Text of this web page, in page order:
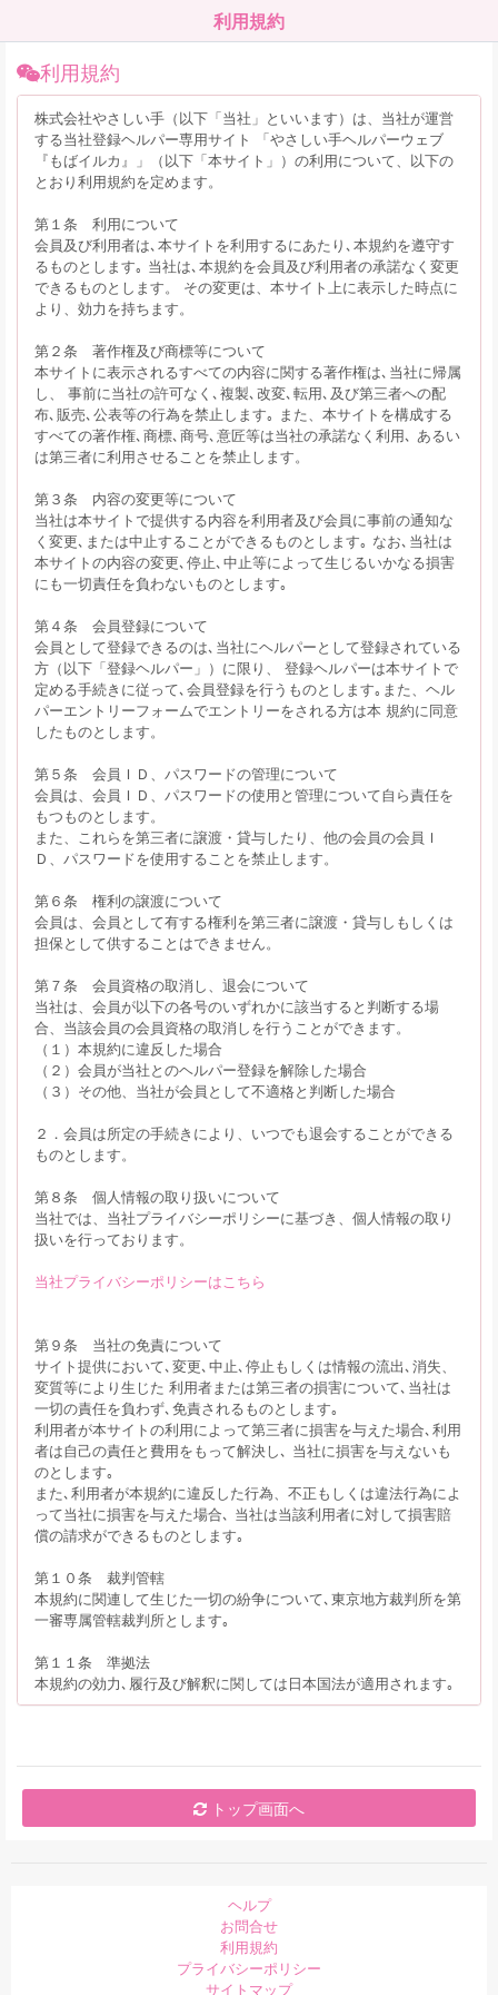
利用規約
利用規約
株式会社やさしい手（以下「当社」といいます）は、当社が運営
する当社登録ヘルパー専用サイト 「やさしい手ヘルパーウェブ
『もばイルカ』」（以下「本サイト」）の利用について、以下の
とおり利用規約を定めます。
第１条 利用について
会員及び利用者は､本サイトを利用するにあたり､本規約を遵守す
るものとします｡ 当社は､本規約を会員及び利用者の承諾なく変更
できるものとします。 その変更は、本サイト上に表示した時点に
より、効力を持ちます。
第２条 著作権及び商標等について
本サイトに表示されるすべての内容に関する著作権は､当社に帰属
し、 事前に当社の許可なく､複製､改変､転用､及び第三者への配
布､販売､公表等の行為を禁止します｡ また、本サイトを構成する
すべての著作権､商標､商号､意匠等は当社の承諾なく利用､ あるい
は第三者に利用させることを禁止します。
第３条 内容の変更等について
当社は本サイトで提供する内容を利用者及び会員に事前の通知な
く変更､または中止することができるものとします｡ なお､当社は
本サイトの内容の変更､停止､中止等によって生じるいかなる損害
にも一切責任を負わないものとします｡
第４条 会員登録について
会員として登録できるのは､当社にヘルパーとして登録されている
方（以下「登録ヘルパー」）に限り、 登録ヘルパーは本サイトで
定める手続きに従って､会員登録を行うものとします｡また、ヘル
パーエントリーフォームでエントリーをされる方は本 規約に同意
したものとします。
第５条 会員ＩＤ、パスワードの管理について
会員は、会員ＩＤ、パスワードの使用と管理について自ら責任を
もつものとします。
また、これらを第三者に譲渡・貸与したり、他の会員の会員Ｉ
Ｄ、パスワードを使用することを禁止します。
第６条 権利の譲渡について
会員は、会員として有する権利を第三者に譲渡・貸与しもしくは
担保として供することはできません。
第７条 会員資格の取消し、退会について
当社は、会員が以下の各号のいずれかに該当すると判断する場
合、当該会員の会員資格の取消しを行うことができます。
（１）本規約に違反した場合
（２）会員が当社とのヘルパー登録を解除した場合
（３）その他、当社が会員として不適格と判断した場合
２．会員は所定の手続きにより、いつでも退会することができる
ものとします。
第８条 個人情報の取り扱いについて
当社では、当社プライバシーポリシーに基づき、個人情報の取り
扱いを行っております。
当社プライバシーポリシーはこちら
第９条 当社の免責について
サイト提供において､変更､中止､停止もしくは情報の流出､消失、
変質等により生じた 利用者または第三者の損害について､当社は
一切の責任を負わず､免責されるものとします｡
利用者が本サイトの利用によって第三者に損害を与えた場合､利用
者は自己の責任と費用をもって解決し､ 当社に損害を与えないも
のとします｡
また､利用者が本規約に違反した行為、不正もしくは違法行為によ
って当社に損害を与えた場合､ 当社は当該利用者に対して損害賠
償の請求ができるものとします｡
第１０条 裁判管轄
本規約に関連して生じた一切の紛争について､東京地方裁判所を第
一審専属管轄裁判所とします｡
第１１条 準拠法
本規約の効力､履行及び解釈に関しては日本国法が適用されます｡
トップ画面へ
ヘルプ
お問合せ
利用規約
プライバシーポリシー
サイトマップ